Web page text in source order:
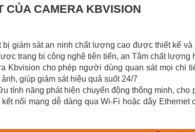
CAMERA KBVISION
bị giám sát an ninh chất lượng cao được thiết kế
trang bị công nghệ tiên tiến, an Tâm chất lượng
Kbvision cho phép người dùng quan sát mọi chi
giúp giám sát hiệu quả suốt 24/7
tính năng phát hiện chuyển động thông minh,
nối mạng dễ dàng qua Wi-Fi hoặc dây